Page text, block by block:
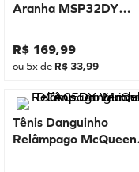
Aranha MSP32DY
R$ 169,99
ou 5x de R$ 33,99
Tênis Danguinho
Relâmpago McQueen